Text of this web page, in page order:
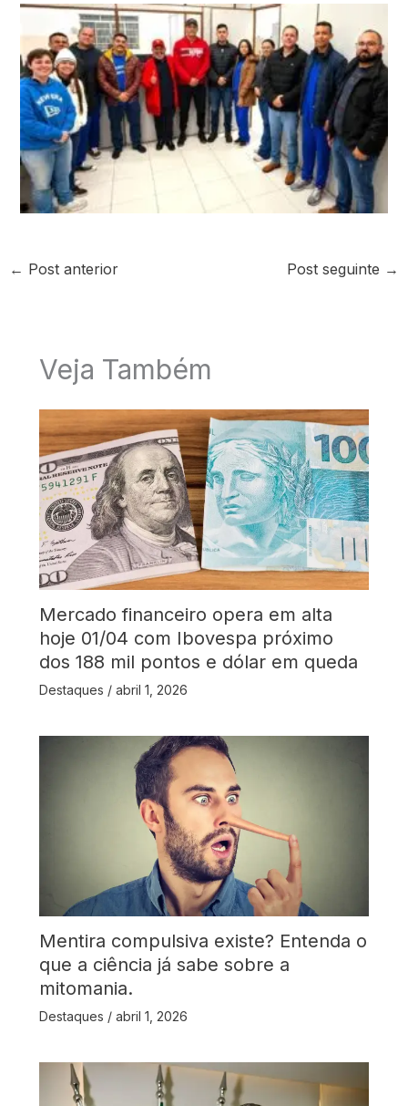
← Post anterior Post seguinte →
Veja Também
Mercado financeiro opera em alta
hoje 01/04 com Ibovespa próximo
dos 188 mil pontos e dólar em queda
Destaques / abril 1, 2026
Mentira compulsiva existe? Entenda o
que a ciência já sabe sobre a
mitomania.
Destaques / abril 1, 2026